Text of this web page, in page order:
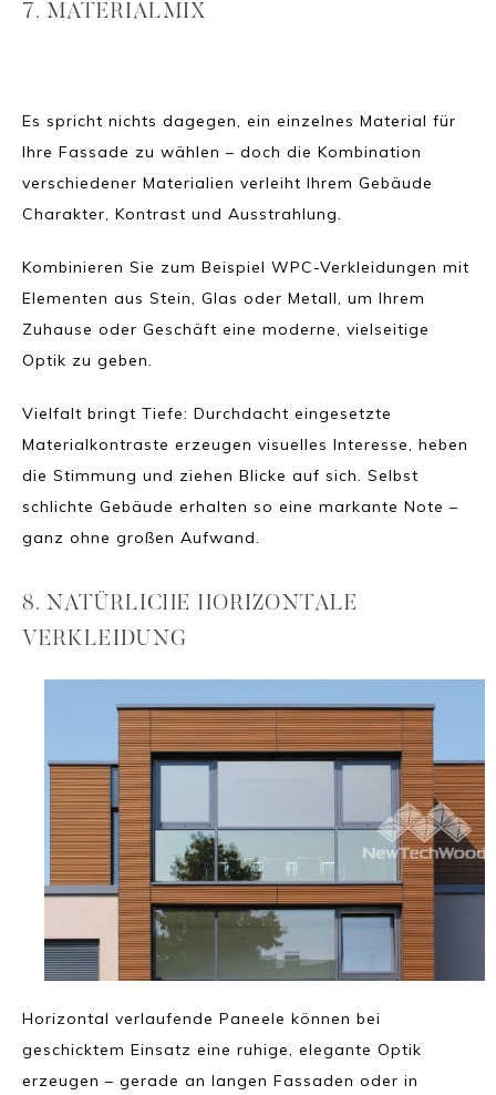
7. MATERIALMIX
Es spricht nichts dagegen, ein einzelnes Material für
Ihre Fassade zu wählen – doch die Kombination
verschiedener Materialien verleiht Ihrem Gebäude
Charakter, Kontrast und Ausstrahlung.
Kombinieren Sie zum Beispiel WPC-Verkleidungen mit
Elementen aus Stein, Glas oder Metall, um Ihrem
Zuhause oder Geschäft eine moderne, vielseitige
Optik zu geben.
Vielfalt bringt Tiefe: Durchdacht eingesetzte
Materialkontraste erzeugen visuelles Interesse, heben
die Stimmung und ziehen Blicke auf sich. Selbst
schlichte Gebäude erhalten so eine markante Note –
ganz ohne großen Aufwand.
8. NATÜRLICHE HORIZONTALE
VERKLEIDUNG
Horizontal verlaufende Paneele können bei
geschicktem Einsatz eine ruhige, elegante Optik
erzeugen – gerade an langen Fassaden oder in